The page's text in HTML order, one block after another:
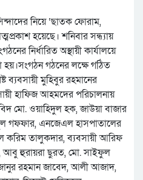
নিয়ে ‘ছাতক ফোরাম,
হয়েছে। শনিবার সন্ধ্যায়
নির্ধারিত অস্থায়ী কার্যালয়ে
হয়।সংগঠন গঠনের লক্ষে গঠিত
ব্যবসায়ী মুহিবুর রহমানের
হাফিজ আহমদের পরিচালনায়
মো. ওয়াহিদুল হক, জাউয়া বাজার
গফফার, এনজেএল হাসপাতালের
করিম তালুকদার, ব্যবসায়ী আরিফ
হুরায়রা ছুরত, মো. সাইফুল
রহমান জাবেদ, আলী আজাদ,